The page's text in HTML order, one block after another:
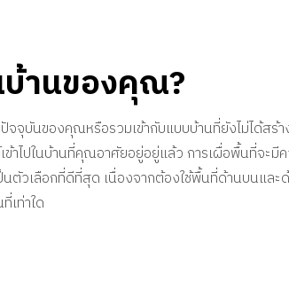
านของคุณ?
จจุบันของคุณหรือรวมเข้ากับแบบบ้านที่ยังไม่ได้
ไปในบ้านที่คุณอาศัยอยู่อยู่แล้ว การเผื่อพื้นที่จะ
ตัวเลือกที่ดีที่สุด เนื่องจากต้องใช้พื้นที่ด้านบนและ
เท่าใด